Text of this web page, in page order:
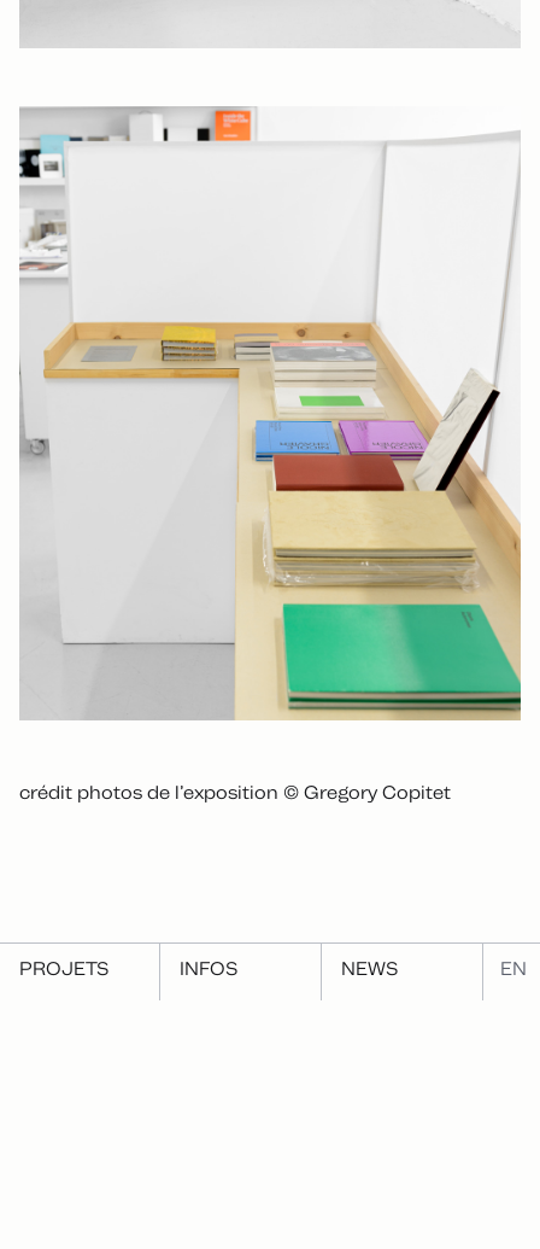
PROJETS INFOS NEWS EN
crédit photos de l’exposition © Gregory Copitet